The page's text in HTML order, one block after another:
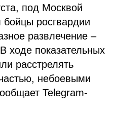
под Москвой
росгвардии
развлечение –
ходе показательных
расстрелять
небоевыми
Telegram-